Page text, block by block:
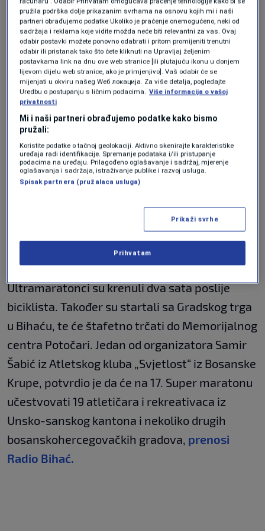
gradonačelnik Bihaća Elvedin Sedić, kao i
premijer Unsko-sanskog kantona Mustafa
Ružnić. Obojica su istakli posebnu emociju svih
učesnika, a prvenstveno važnost slanja poruke
da smo uvijek uz ljude iz Podrinja i da na ovakav
način samo pokušavamo podijeliti njihovu bol.
Ultramaratonci su krenuli dva sata poslije
biciklista. Također su startali sa Gradskog trga
u Bihaću, te će štafetno trčati do Memorijalnog
centra Potočari. Jedan od organizatora Samir
Šabić iz Atletskog kluba „Svjetlost“ iz Bosanske
Krupe, potvrdio je da će na 17. Super maratonu
učestvovati 19 atletičara i rekreativaca iz
Unsko-sanskog kantona i nekoliko drugih
bosanskohercegovačkih gradova, prenosi
Radio Bihać.
pružila podrška dolje prikazanim svrhama na osnovu kojih mi i naši
partneri obrađujemo podatke Ukoliko je praćenje onemogućeno, neki od
sadržaja i reklama koje vidite možda neće biti relevantni za vas. Ovaj
odabir postavki možete ponovno odabrati i pritom promijeniti trenutni
odabir ili pristanak tako što ćete kliknuti na Upravljaj željenim
postavkama link na dnu ove web stranice [ili plutajuću ikonu u donjem
lijevom dijelu web stranice, ako je primjenjivo]. Vaš odabir će se
mijenjati u okviru našeg Wеб локација. Za više detalja, pogledajte
Uredbu o postupanju s ličnim podacima. Više informacija o vašoj
privatnosti
Mi i naši partneri obrađujemo podatke kako bismo
pružali:
Koristite podatke o tačnoj geolokaciji. Aktivno skenirajte karakteristike
uređaja radi identifikacije. Spremanje podataka i/ili pristupanje
podacima na uređaju. Prilagođeno oglašavanje i sadržaj, mjerenje
oglašavanja i sadržaja, istraživanje publike i razvoj usluga.
Spisak partnera (pružalaca usluga)
Prikaži svrhe
Prihvatam